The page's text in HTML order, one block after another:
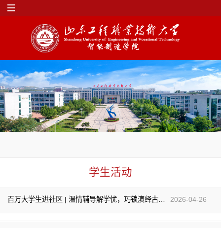
学生活动
百万大学生进社区 | 温情辅导解学忧，巧锁演绎古匠心 2026-04-26